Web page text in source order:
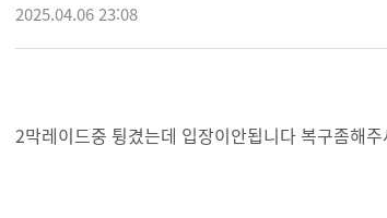
2025.04.06 23:08
2막레이드중 튕겼는데 입장이안됩니다 복구좀해